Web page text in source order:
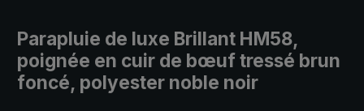
Parapluie de luxe Brillant HM58,
poignée en cuir de bœuf tressé brun
foncé, polyester noble noir